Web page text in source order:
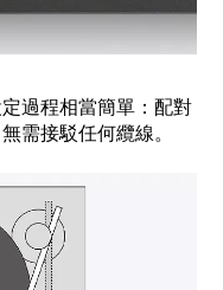
過程相當簡單：配對
需接駁任何纜線。